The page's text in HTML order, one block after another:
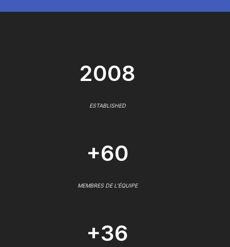
2008
ESTABLISHED
+60
MEMBRES DE L'ÉQUIPE
+36